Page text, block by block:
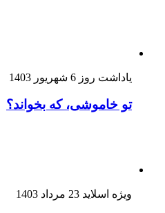
یاداشت روز 6 شهریور 1403
تو خاموشی، که بخواند؟
ویژه اسلاید 23 مرداد 1403